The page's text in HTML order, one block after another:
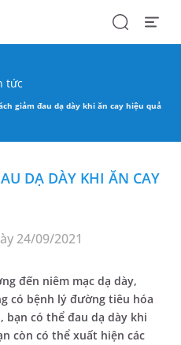
SearchOpen
tức
giảm đau dạ dày khi ăn cay hiệu quả
DẠ DÀY KHI ĂN CAY
24/09/2021
đến niêm mạc dạ dày,
có bệnh lý đường tiêu hóa
bạn có thể đau dạ dày khi
còn có thể xuất hiện các